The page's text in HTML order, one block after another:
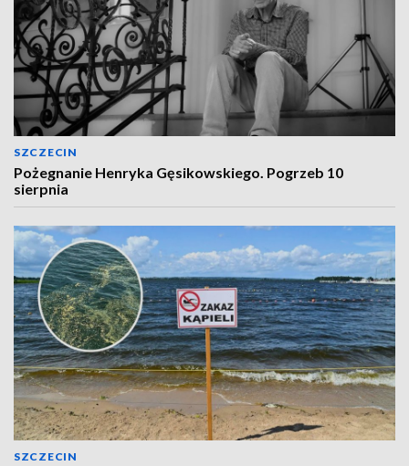
SZCZECIN
Pożegnanie Henryka Gęsikowskiego. Pogrzeb 10
sierpnia
SZCZECIN